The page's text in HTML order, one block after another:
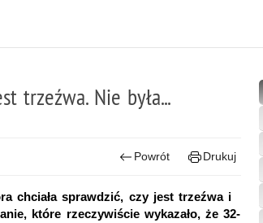
trzeźwa. Nie była...
Powrót Drukuj
chciała sprawdzić, czy jest trzeźwa i
które rzeczywiście wykazało, że 32-